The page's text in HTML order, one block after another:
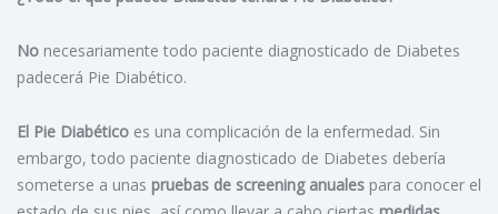
No necesariamente todo paciente diagnosticado de Diabetes
padecerá Pie Diabético.
El Pie Diabético es una complicación de la enfermedad. Sin
embargo, todo paciente diagnosticado de Diabetes debería
someterse a unas pruebas de screening anuales para conocer el